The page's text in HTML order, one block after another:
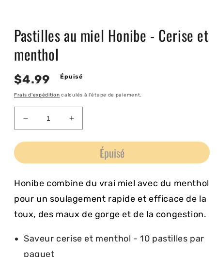
média
1
dans
une
fenêtre
Pastilles au miel Honibe - Cerise et
menthol
Prix
habituel
$4.99 Épuisé
Frais d'expédition calculés à l'étape de paiement.
Réduire
la
quantité
Pastilles
miel
-
Cerise
menthol
Augmenter
la
quantité
Pastilles
miel
-
Cerise
menthol
Épuisé
Honibe combine du vrai miel avec du menthol
pour un soulagement rapide et efficace de la
toux, des maux de gorge et de la congestion.
Saveur cerise et menthol - 10 pastilles par
paquet